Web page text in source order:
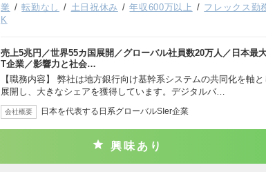
業
転勤なし 土日祝休み 年収600万以上 フレックス勤
K
売上5兆円／世界55カ国展開／グローバル社員数20万人／日本最
T企業／影響力と社会…
【職務内容】 弊社は地方銀行向け基幹系システムの共同化を軸
展開し、大きなシェアを獲得しています。デジタルバ…
会社概要 日本を代表する日系グローバルSIer企業
興味あり